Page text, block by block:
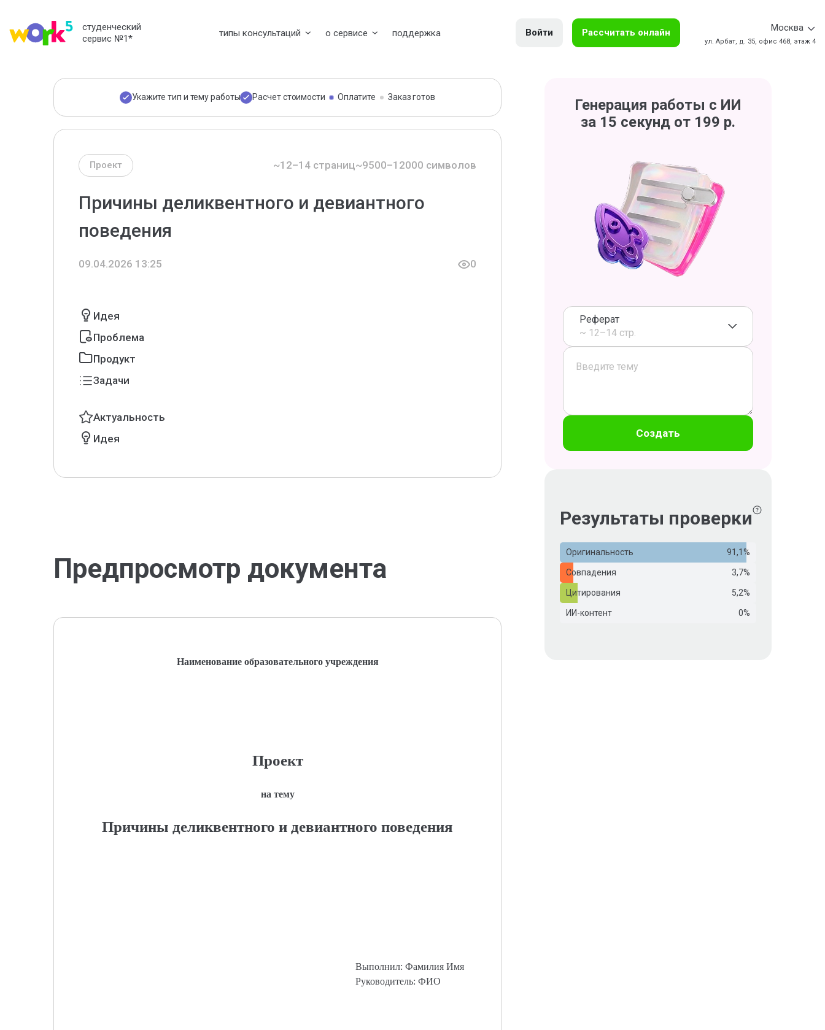
студенческий
сервис №1* типы консультаций о сервисе поддержка Войти Рассчитать онлайн Москва
ул. Арбат, д. 35, офис 468, этаж 4
Укажите тип и тему работы Расчет стоимости Оплатите Заказ готов
Проект ~12–14 страниц~9500–12000 символов
Причины деликвентного и девиантного
поведения
09.04.2026 13:25 0
Идея
Проблема
Продукт
Задачи
Актуальность
Идея
Предпросмотр документа
Наименование образовательного учреждения
Проект
на тему
Причины деликвентного и девиантного поведения
Выполнил: Фамилия Имя
Руководитель: ФИО
Генерация работы с ИИ
за 15 секунд от 199 р.
Реферат
~ 12–14 стр.
Создать
Результаты проверки
Оригинальность 91,1%
Совпадения 3,7%
Цитирования 5,2%
ИИ-контент 0%